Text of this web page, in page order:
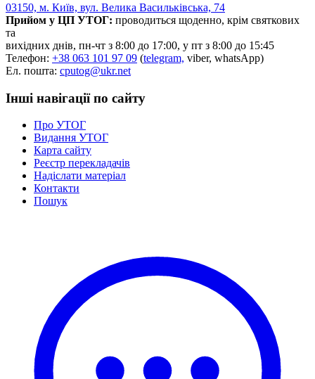
03150, м. Київ, вул. Велика Васильківська, 74
Прийом у ЦП УТОГ: проводиться щоденно, крім святкових
та
вихідних днів, пн-чт з 8:00 до 17:00, у пт з 8:00 до 15:45
Телефон: +38 063 101 97 09 (telegram, viber, whatsApp)
Ел. пошта: cputog@ukr.net
Інші навігації по сайту
Про УТОГ
Видання УТОГ
Карта сайту
Реєстр перекладачів
Надіслати матеріал
Контакти
Пошук